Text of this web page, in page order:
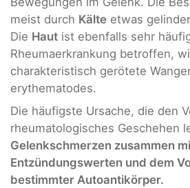
meist durch Kälte etwas
Die Haut ist ebenfalls sehr
Rheumaerkrankung betroffen,
charakteristisch gerötete
erythematodes.
Die häufigste Ursache, die den
rheumatologisches Geschehen
Gelenkschmerzen zusammen
Entzündungswerten und dem
bestimmter Autoantikörper.